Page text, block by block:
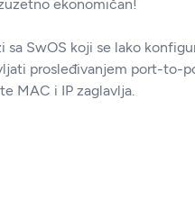
ekonomičan!
SwOS koji se lako
prosleđivanjem port-to-
MAC i IP zaglavlja.